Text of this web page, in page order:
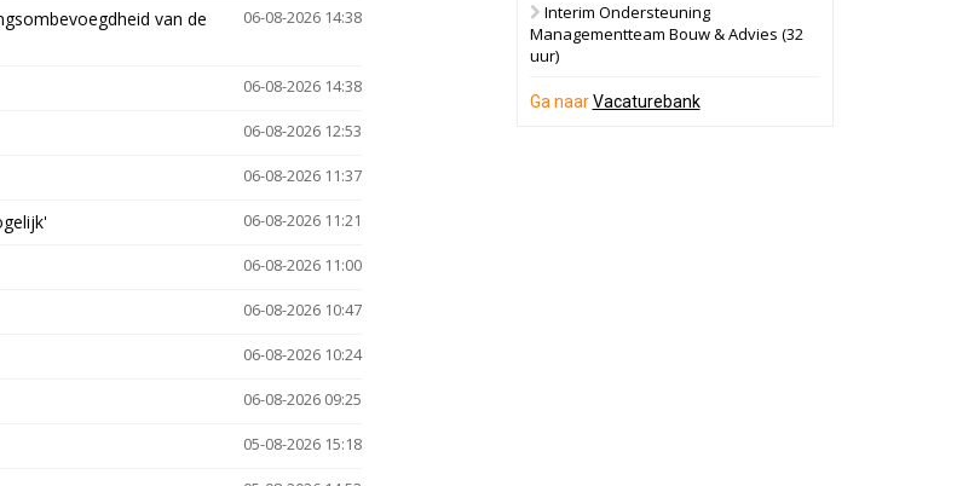
06-08-2026 14:38
van de
06-08-2026 14:38
06-08-2026 12:53
06-08-2026 11:37
06-08-2026 11:21
06-08-2026 11:00
06-08-2026 10:47
06-08-2026 10:24
06-08-2026 09:25
05-08-2026 15:18
politiebureau
17 september 2026
Voormalig
Interim Ondersteuning
Managementteam Bouw & Advies (32
uur)
Ga naarVacaturebank